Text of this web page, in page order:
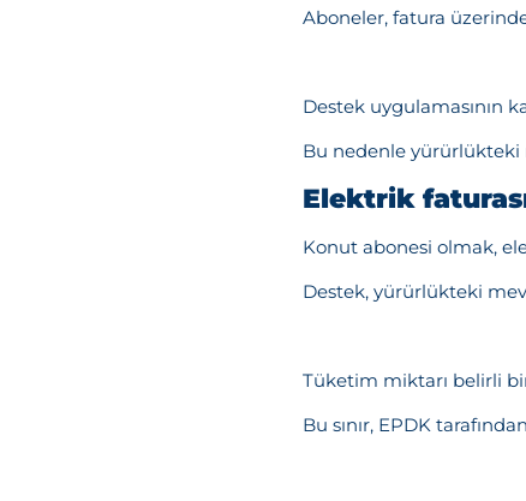
Aboneler, fatura
Destek uygulamasının
Bu nedenle yürürlükteki
Elektrik
Konut abonesi olmak,
Destek, yürürlükteki
Tüketim miktarı belirli
Bu sınır, EPDK